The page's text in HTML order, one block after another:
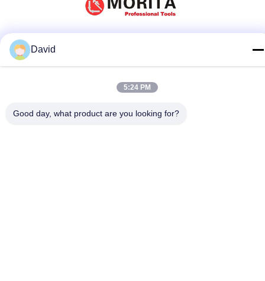
David
5:24 PM
Good day, what product are you looking for?